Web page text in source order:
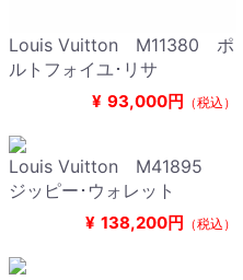
Louis Vuitton M11380 ポ
ルトフォイユ･リサ
¥ 93,000円 （税込）
Louis Vuitton M41895
ジッピー･ウォレット
¥ 138,200円 （税込）